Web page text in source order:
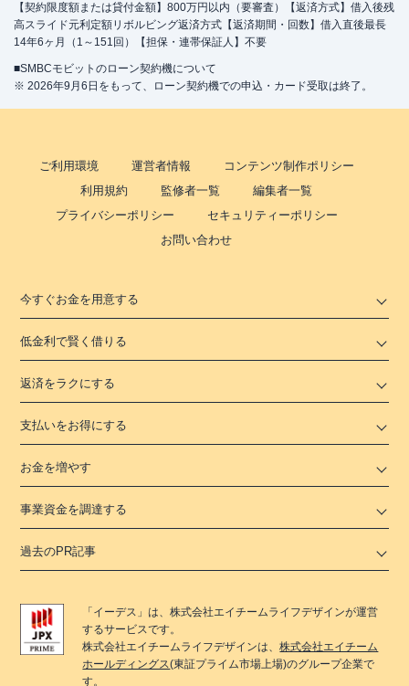
【契約限度額または貸付金額】800万円以内（要審査）【返済方式】借入後残
高スライド元利定額リボルビング返済方式【返済期間・回数】借入直後最長
14年6ヶ月（1～151回）【担保・連帯保証人】不要
■SMBCモビットのローン契約機について
※ 2026年9月6日をもって、ローン契約機での申込・カード受取は終了。
ご利用環境 運営者情報
コンテンツ制作ポリシー
利用規約
監修者一覧
編集者一覧
プライバシーポリシー
セキュリティーポリシー
お問い合わせ
今すぐお金を用意する
低金利で賢く借りる
返済をラクにする
支払いをお得にする
お金を増やす
事業資金を調達する
過去のPR記事
「 イーデス 」は、株式会社エイチームライフデザインが運営
するサービスです。
株式会社エイチームライフデザインは、株式会社エイチーム
ホールディングス(東証プライム市場上場)のグループ企業で
す。